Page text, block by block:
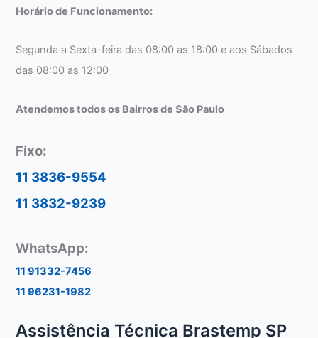
Horário de Funcionamento:
Segunda a Sexta-feira das 08:00 as 18:00 e aos Sábados
das 08:00 as 12:00
Atendemos todos os Bairros de São Paulo
Fixo:
11 3836-9554
11 3832-9239
WhatsApp:
11 91332-7456
11 96231-1982
Assistência Técnica Brastemp SP